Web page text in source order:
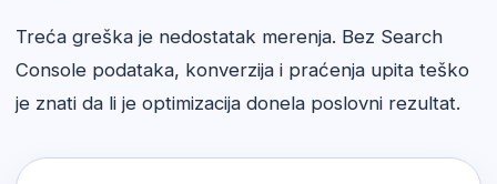
Treća greška je nedostatak merenja. Bez Search
Console podataka, konverzija i praćenja upita teško
je znati da li je optimizacija donela poslovni rezultat.